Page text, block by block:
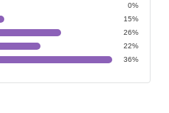
0%
15%
26%
22%
36%